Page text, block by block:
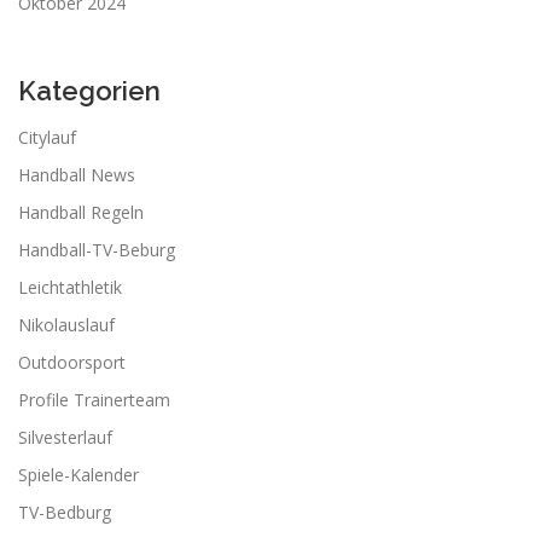
Kategorien
Citylauf
Handball News
Handball Regeln
Handball-TV-Beburg
Leichtathletik
Nikolauslauf
Outdoorsport
Profile Trainerteam
Silvesterlauf
Spiele-Kalender
TV-Bedburg